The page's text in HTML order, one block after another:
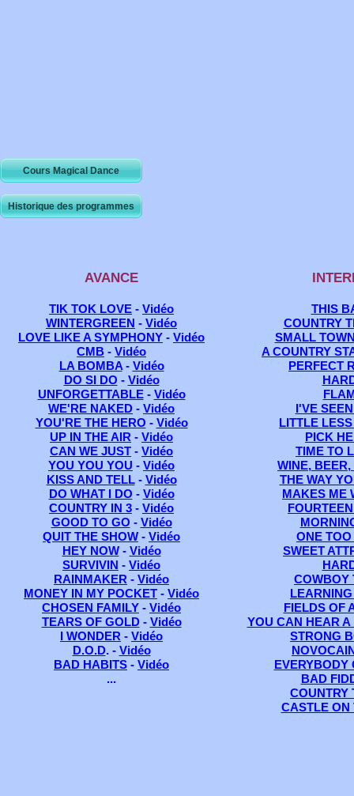
Historique des programmes
THIS
COUNTRY
SMALL
A COUNTRY
PERFECT
I'VE
LITTLE
PICK
TIME TO
WINE,
THE WAY
MAKES ME
ONE
SWEET
COWBOY
FIELDS OF
YOU CAN HEAR
STRONG
EVERYBODY
BAD
COUNTRY
CASTLE ON
AVANCE
TIK TOK LOVE - Vidéo
WINTERGREEN - Vidéo
LOVE LIKE A SYMPHONY - Vidéo
CMB - Vidéo
LA BOMBA- Vidéo
DO SI DO - Vidéo
UNFORGETTABLE- Vidéo
WE'RE NAKED - Vidéo
YOU'RE THE HERO - Vidéo
UP IN THE AIR - Vidéo
CAN WE JUST - Vidéo
YOU YOU YOU - Vidéo
KISS AND TELL- Vidéo
DO WHAT I DO - Vidéo
COUNTRY IN 3 - Vidéo
GOOD TO GO - Vidéo
QUIT THE SHOW - Vidéo
HEY NOW- Vidéo
SURVIVIN - Vidéo
RAINMAKER - Vidéo
MONEY IN MY POCKET - Vidéo
CHOSEN FAMILY - Vidéo
TEARS OF GOLD- Vidéo
I WONDER - Vidéo
D.O.D. - Vidéo
BAD HABITS - Vidéo
...
Cours Magical Dance